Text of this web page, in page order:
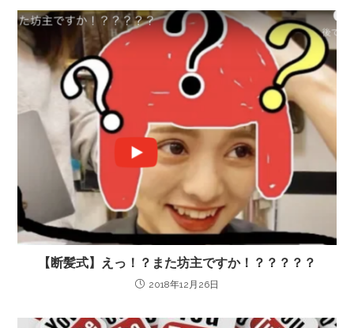
【断髪式】えっ！？また坊主ですか！？？？？？
2018年12月26日